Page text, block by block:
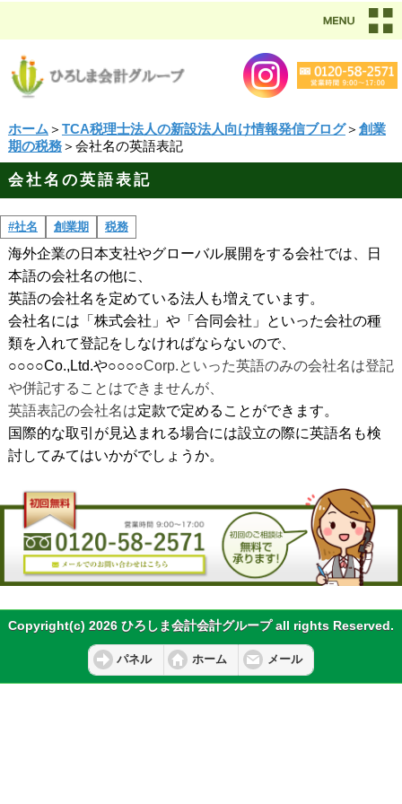
ホーム ＞ TCA税理士法人の新設法人向け情報発信ブログ＞ 創業
期の税務＞会社名の英語表記
会社名の英語表記
#社名 創業期 税務
海外企業の日本支社やグローバル展開をする会社では、日
本語の会社名の他に、
英語の会社名を定めている法人も増えています。
会社名には「株式会社」や「合同会社」といった会社の種
類を入れて登記をしなければならないので、
○○○○Co.,Ltd.や○○○○Corp.といった英語のみの会社名は登記
や併記することはできませんが、
英語表記の会社名は定款で定めることができます。
国際的な取引が見込まれる場合には設立の際に英語名も検
討してみてはいかがでしょうか。
Copyright(c) 2026 ひろしま会計会計グループ all rights Reserved.
パネル ホーム メール